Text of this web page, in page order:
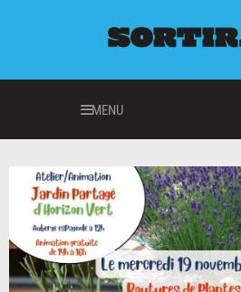
MENU